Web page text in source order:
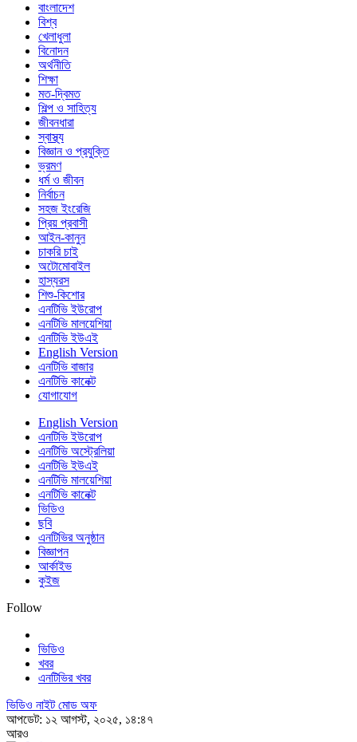
বাংলাদেশ
বিশ্ব
খেলাধুলা
বিনোদন
অর্থনীতি
শিক্ষা
মত-দ্বিমত
শিল্প ও সাহিত্য
জীবনধারা
স্বাস্থ্য
বিজ্ঞান ও প্রযুক্তি
ভ্রমণ
ধর্ম ও জীবন
নির্বাচন
সহজ ইংরেজি
প্রিয় প্রবাসী
আইন-কানুন
চাকরি চাই
অটোমোবাইল
হাস্যরস
শিশু-কিশোর
এনটিভি ইউরোপ
এনটিভি মালয়েশিয়া
এনটিভি ইউএই
English Version
এনটিভি বাজার
এনটিভি কানেক্ট
যোগাযোগ
English Version
এনটিভি ইউরোপ
এনটিভি অস্ট্রেলিয়া
এনটিভি ইউএই
এনটিভি মালয়েশিয়া
এনটিভি কানেক্ট
ভিডিও
ছবি
এনটিভির অনুষ্ঠান
বিজ্ঞাপন
আর্কাইভ
কুইজ
Follow
ভিডিও
খবর
এনটিভির খবর
ভিডিও নাইট মোড অফ
আপডেট: ১২ আগস্ট, ২০২৫, ১৪:৪৭
আরও